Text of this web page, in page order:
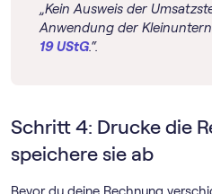
„Kein Ausweis der
Anwendung der
19 UStG.“.
Schritt 4: Drucke die
speichere sie ab